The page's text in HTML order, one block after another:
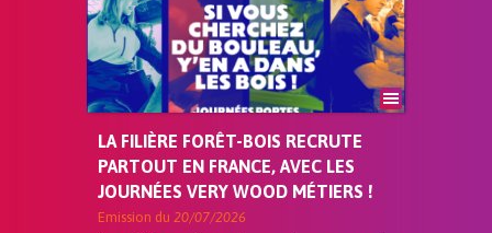
LA FILIÈRE FORÊT-BOIS RECRUTE
PARTOUT EN FRANCE, AVEC LES
JOURNÉES VERY WOOD MÉTIERS !
Emission du 20/07/2026